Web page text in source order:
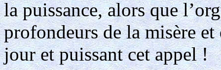
la puissance, alors que
profondeurs de la misère et
jour et puissant cet appel !